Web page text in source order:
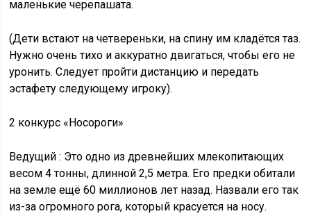
маленькие черепашата.
(Дети встают на четвереньки, на спину им кладётся таз.
Нужно очень тихо и аккуратно двигаться, чтобы его не
уронить. Следует пройти дистанцию и передать
эстафету следующему игроку).
2 конкурс «Носороги»
Ведущий : Это одно из древнейших млекопитающих
весом 4 тонны, длинной 2,5 метра. Его предки обитали
на земле ещё 60 миллионов лет назад. Назвали его так
из-за огромного рога, который красуется на носу.